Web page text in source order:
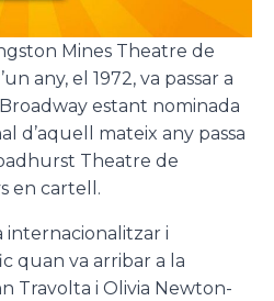
Mines Theatre de
any, el 1972, va passar a
Broadway estant nominada
d’aquell mateix any passa
Theatre de
en cartell.
internacionalitzar i
quan va arribar a la
Travolta i Olivia Newton-